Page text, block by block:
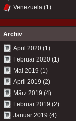
Venezuela (1)
Archiv
April 2020 (1)
Februar 2020 (1)
Mai 2019 (1)
April 2019 (2)
März 2019 (4)
Februar 2019 (2)
Januar 2019 (4)